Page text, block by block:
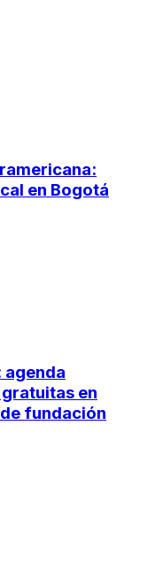
en Bogotá
agenda
en
fundación